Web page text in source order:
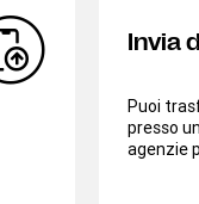
Invia
Puoi
presso
agenzie